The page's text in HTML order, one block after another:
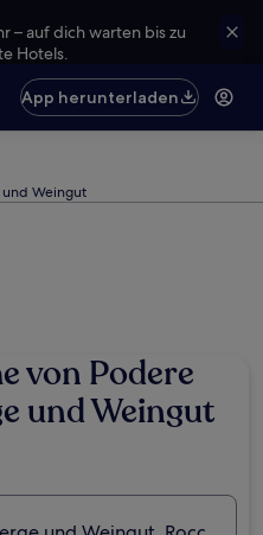
– auf dich warten bis zu
Hotels.
App herunterladen
und Weingut
von Podere
und Weingut